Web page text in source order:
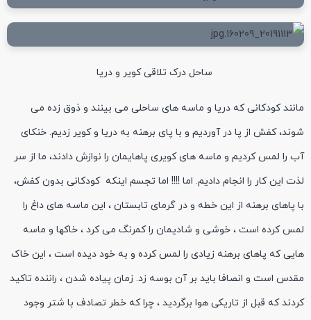
ساحل درک تلاقی کویر و دریا
مانند کودکانی که دریا و ماسه های ساحلی می بینند و ذوق زده می
شوند، کفش از پا در آوردیم و با پای برهنه به دریا و کویر زدیم. خنکای
آب را لمس کردیم و ماسه های کویری پاهایمان را نوازش دادند، ما از سر
لذت این کار را انجام دادیم. اما !!!! اما تجسم اینکه کودکانی بدون کفش،
با پاهای برهنه از این خطه و در گرمای تابستان ، این ماسه های داغ را
لمس کرده است ، خوشی و شادیمان را کمرنگ می کرد ، خاکها و ماسه
هایی که پاهای برهنه زیادی را لمس کرده و به خود دیده است ، این خاک
مقدس است و انصافا باید بر آن بوسه زد. زمان پیاده شدن ، راننده تاکید
کردند که قبل از تاریکی هوا برگردید ، چرا که خطر تصادف با شتر وجود